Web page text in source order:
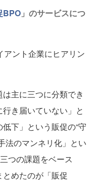
BPO 」のサービスにつ
アント企業にヒアリン
主に三つに分類でき
き届いていない」と
下」という販促の“守
法のマンネリ化」とい
つの課題をベース
めたのが「販促